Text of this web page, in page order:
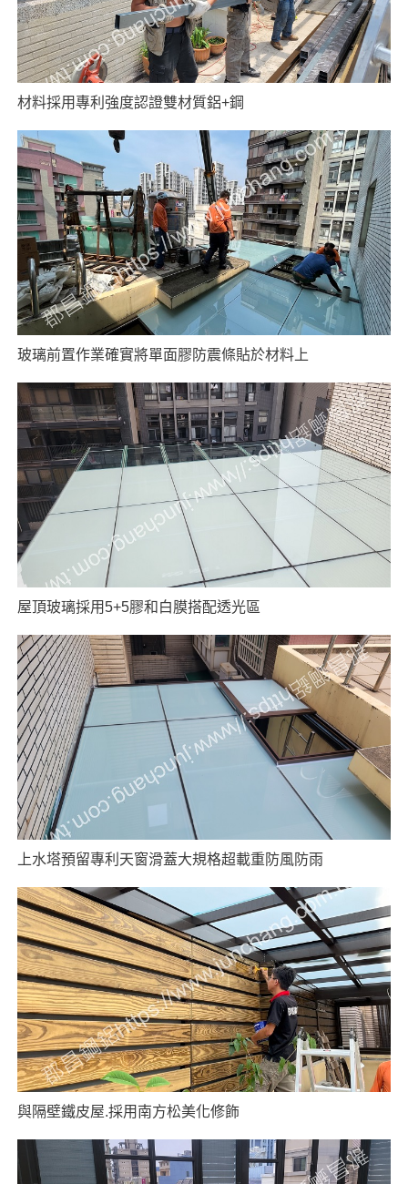
材料採用專利強度認證雙材質鋁+鋼
玻璃前置作業確實將單面膠防震條貼於材料上
屋頂玻璃採用5+5膠和白膜搭配透光區
上水塔預留專利天窗滑蓋大規格超載重防風防雨
與隔壁鐵皮屋.採用南方松美化修飾